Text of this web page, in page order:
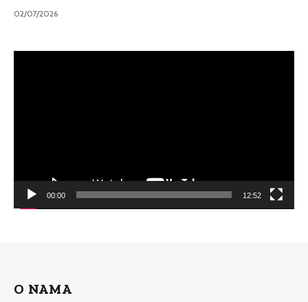
02/07/2026
00:00 12:52
O NAMA